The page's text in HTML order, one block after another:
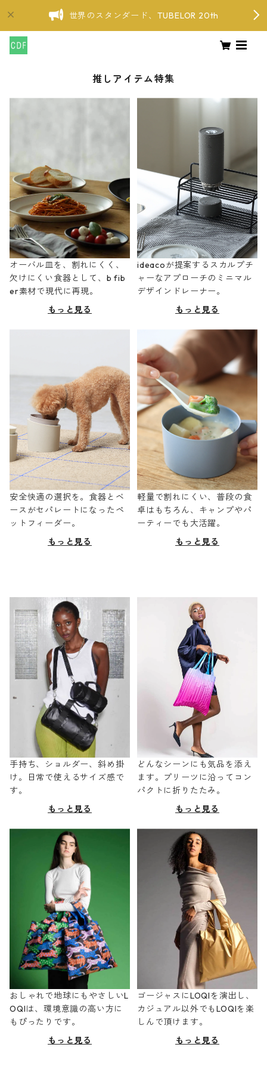
世界のスタンダード、TUBELOR 20th
推しアイテム特集
オーバル皿を、割れにくく、
欠けにくい食器として、b fib
er素材で現代に再現。
もっと見る
ideacoが提案するスカルプチ
ャーなアプローチのミニマル
デザインドレーナー。
もっと見る
安全快適の選択を。食器とベ
ースがセパレートになったペ
ットフィーダー。
もっと見る
軽量で割れにくい、普段の食
卓はもちろん、キャンプやパ
ーティーでも大活躍。
もっと見る
手持ち、ショルダー、斜め掛
け。日常で使えるサイズ感で
す。
もっと見る
どんなシーンにも気品を添え
ます。プリーツに沿ってコン
パクトに折りたたみ。
もっと見る
おしゃれで地球にもやさしいL
OQIは、環境意識の高い方に
もぴったりです。
もっと見る
ゴージャスにLOQIを演出し、
カジュアル以外でもLOQIを楽
しんで頂けます。
もっと見る